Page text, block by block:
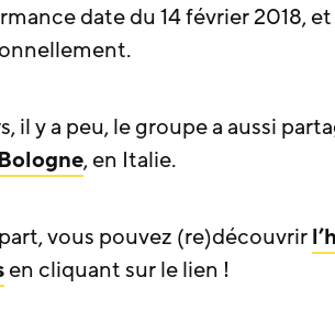
date du 14 février 2018,
il y a peu, le groupe a aussi
, en Italie.
vous pouvez (re)découvrir
en cliquant sur le lien !